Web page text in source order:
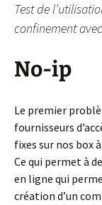
Test de
confinement avec
No-ip
Le premier
fournisseurs
fixes sur nos box
Ce qui permet à
en ligne qui
création d’un